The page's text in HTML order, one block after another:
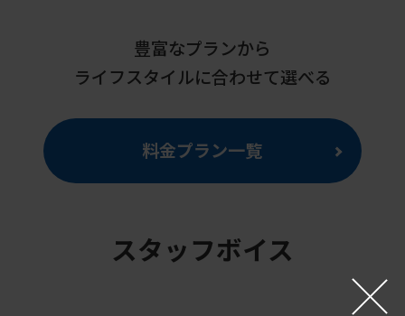
豊富なプランから
ライフスタイルに合わせて選べる
料金プラン一覧
スタッフボイス
automatic
translation)
to
the
page.